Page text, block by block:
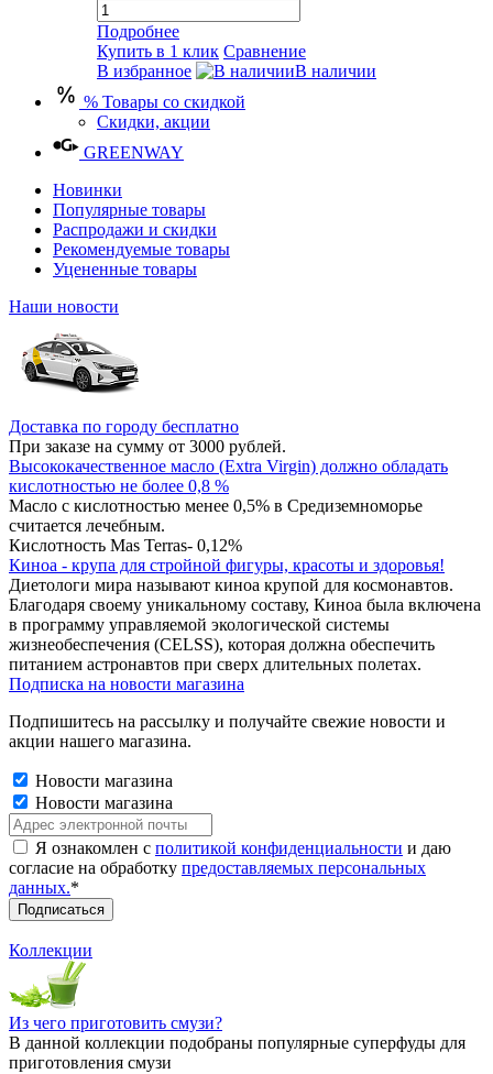
Подробнее
Купить в 1 клик Сравнение
В избранное
В наличии
% Товары со скидкой
Скидки, акции
GREENWAY
Новинки
Популярные товары
Распродажи и скидки
Рекомендуемые товары
Уцененные товары
Наши новости
Доставка по городу бесплатно
При заказе на сумму от 3000 рублей.
Высококачественное масло (Extra Virgin) должно обладать
кислотностью не более 0,8 %
Масло с кислотностью менее 0,5% в Средиземноморье
считается лечебным.
Кислотность Mas Terras- 0,12%
Киноа - крупа для стройной фигуры, красоты и здоровья!
Диетологи мира называют киноа крупой для космонавтов.
Благодаря своему уникальному составу, Киноа была включена
в программу управляемой экологической системы
жизнеобеспечения (CELSS), которая должна обеспечить
питанием астронавтов при сверх длительных полетах.
Подписка на новости магазина
Подпишитесь на рассылку и получайте свежие новости и
акции нашего магазина.
Новости магазина
Новости магазина
Я ознакомлен с политикой конфиденциальности и даю
согласие на обработку предоставляемых персональных
данных.*
Коллекции
Из чего приготовить смузи?
В данной коллекции подобраны популярные суперфуды для
приготовления смузи